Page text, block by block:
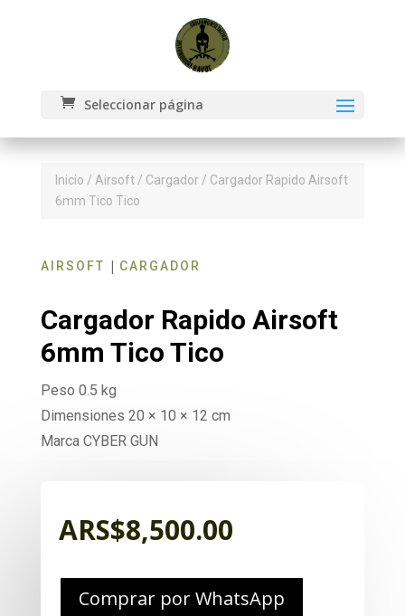
Seleccionar página
Inicio / Airsoft/ Cargador/ Cargador Rapido Airsoft
6mm Tico Tico
AIRSOFT | CARGADOR
Cargador Rapido Airsoft
6mm Tico Tico
Peso 0.5 kg
Dimensiones 20 × 10 × 12 cm
Marca CYBER GUN
ARS$8,500.00
Comprar por WhatsApp